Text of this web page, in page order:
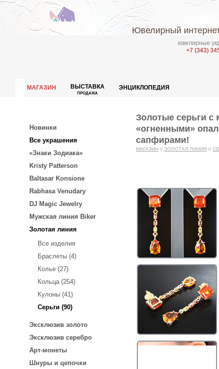
Ювелирный
ювелирные
+7 (343)
МАГАЗИН ВЫСТАВКА
ПРОДАЖА
ЭНЦИКЛОПЕДИЯ
Новинки
Все украшения
«Знаки Зодиака»
Kristy Patterson
Baltasar Konsione
Rabhasa Venudary
DJ Magic Jewelry
Мужская линия Biker
Золотая линия
Все изделия
Браслеты (4)
Колье (27)
Кольца (254)
Кулоны (41)
Серьги (90)
Эксклюзив золото
Эксклюзив серебро
Арт-монеты
Шнуры и цепочки
Золотые серьги с
«огненными»
сапфирами!
МАГАЗИН // ЗОЛОТАЯ ЛИНИЯ //